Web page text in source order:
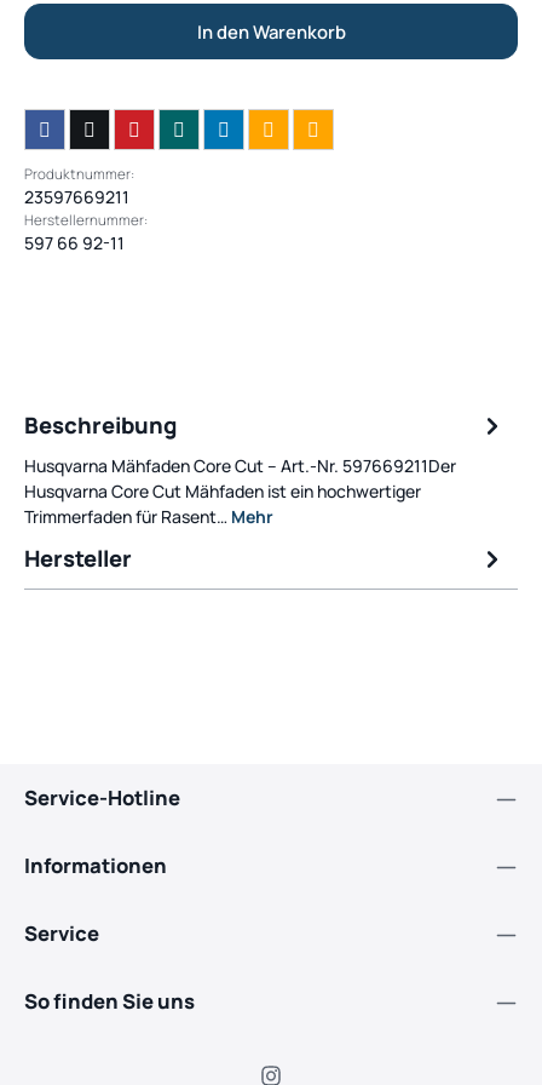
In den Warenkorb
Produktnummer:
23597669211
Herstellernummer:
597 66 92-11
Beschreibung
Husqvarna Mähfaden Core Cut – Art.-Nr. 597669211Der
Husqvarna Core Cut Mähfaden ist ein hochwertiger
Trimmerfaden für Rasent… Mehr
Hersteller
Service-Hotline
Informationen
Service
So finden Sie uns